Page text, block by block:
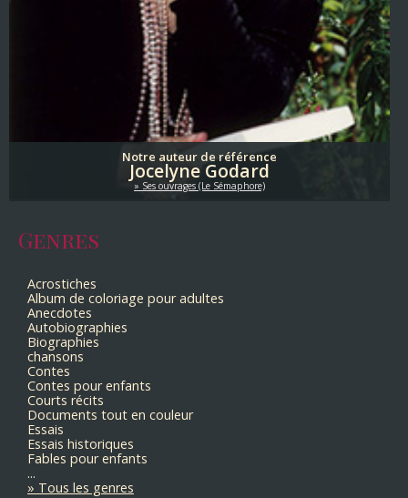
Notre auteur de référence
Jocelyne Godard
Ses ouvrages (Le Sémaphore)
Genres
Acrostiches
Album de coloriage pour adultes
Anecdotes
Autobiographies
Biographies
chansons
Contes
Contes pour enfants
Courts récits
Documents tout en couleur
Essais
Essais historiques
Fables pour enfants
...
Tous les genres